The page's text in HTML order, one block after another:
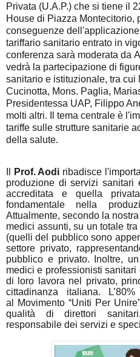
Privata (U.A.P.) che si tiene il
House di Piazza Montecitorio,
conseguenze
tariffario sanitario entrato in
conferenza sarà moderata da
vedrà la partecipazione di
sanitario e istituzionale, tra cui
Cucinotta, Mons. Paglia,
Presidentessa UAP, Filippo
molti altri. Il tema centrale è
tariffe sulle strutture sanitarie
della salute.
Prof. Aodi ribadisce
produzione di servizi sanitari
accreditata e quella
fondamentale nella
Attualmente, secondo la
medici assunti, su un totale
(quelli del pubblico sono
settore privato,
pubblico e privato.
Inoltre,
medici e professionisti
di loro lavora nel privato,
cittadinanza italiana.
al
Movimento “Uniti Per Unire”
qualità di direttori
responsabile dei servizi e